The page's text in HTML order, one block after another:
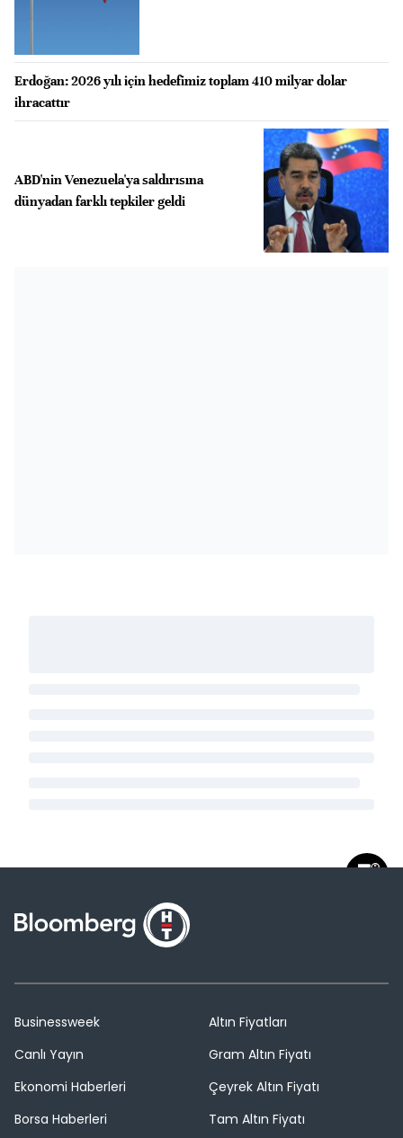
Erdoğan: 2026 yılı için hedefimiz toplam 410 milyar dolar
ihracattır
ABD'nin Venezuela'ya saldırısına
dünyadan farklı tepkiler geldi
Businessweek
Canlı Yayın
Ekonomi Haberleri
Borsa Haberleri
Altın Fiyatları
Gram Altın Fiyatı
Çeyrek Altın Fiyatı
Tam Altın Fiyatı